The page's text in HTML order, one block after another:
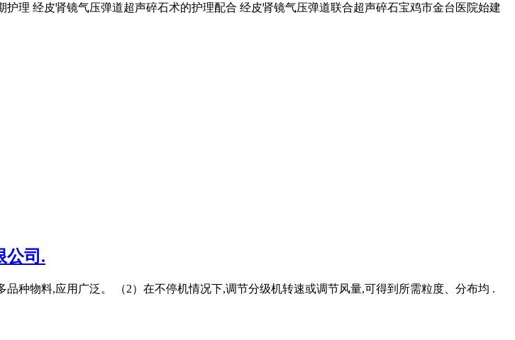
理 经皮肾镜气压弹道超声碎石术的护理配合 经皮肾镜气压弹道联合超声碎石宝鸡市金台医院始建
公司.
种物料,应用广泛。 （2）在不停机情况下,调节分级机转速或调节风量,可得到所需粒度、分布均 .